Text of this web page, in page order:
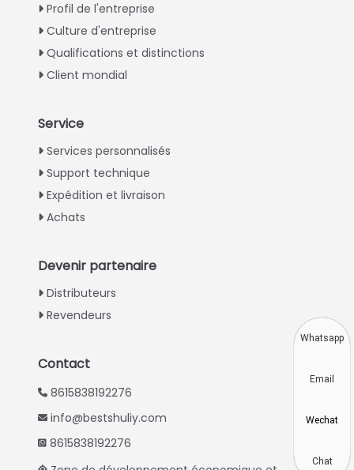
Profil de l'entreprise
Culture d'entreprise
Qualifications et distinctions
Client mondial
Service
Services personnalisés
Support technique
Expédition et livraison
Achats
Devenir partenaire
Distributeurs
Revendeurs
Contact
8615838192276
info@bestshuliy.com
8615838192276
Chinese
Japanese
Urdu
Greek
Italian
Whatsapp
Email
Wechat
Chat